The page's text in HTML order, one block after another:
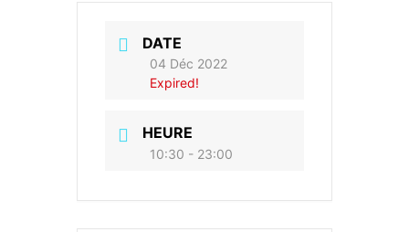
DATE
04 Déc 2022
Expired!
HEURE
10:30 - 23:00